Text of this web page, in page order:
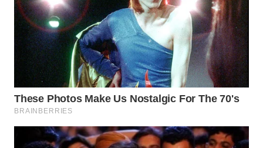
WN
SUMEDANG
CIANJUR
WN
KEPULAUAN
SERIBU